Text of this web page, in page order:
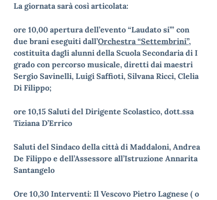
La giornata sarà così articolata:
ore 10,00 apertura dell’evento “Laudato si’” con
due brani eseguiti dall’Orchestra “Settembrini”,
costituita dagli alunni della Scuola Secondaria di I
grado con percorso musicale, diretti dai maestri
Sergio Savinelli, Luigi Saffioti, Silvana Ricci, Clelia
Di Filippo;
ore 10,15 Saluti del Dirigente Scolastico, dott.ssa
Tiziana D’Errico
Saluti del Sindaco della città di Maddaloni, Andrea
De Filippo e dell’Assessore all’Istruzione Annarita
Santangelo
Ore 10,30 Interventi: Il Vescovo Pietro Lagnese ( o